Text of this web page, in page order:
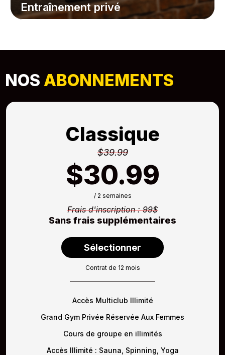
Entraînement privé
NOS ABONNEMENTS
Classique
$39.99
$30.99
/ 2 semaines
Frais d'inscription : 99$
Sans frais supplémentaires
Sélectionner
Contrat de 12 mois
Accès Multiclub Illimité
Grand Gym Privée Réservée Aux Femmes
Cours de groupe en illimités
Accès Illimité : Sauna, Spinning, Yoga